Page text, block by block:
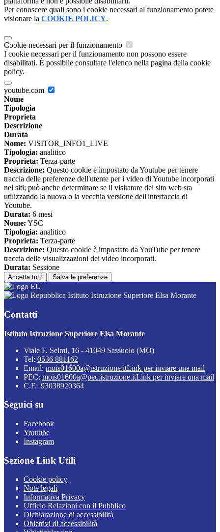
Per conoscere quali sono i cookie necessari al funzionamento potete
visionare la COOKIE POLICY.
Cookie necessari per il funzionamento
I cookie necessari per il funzionamento non possono essere
disabilitati. È possibile consultare l'elenco nella pagina della cookie
policy.
youtube.com
Nome
Tipologia
Proprieta
Descrizione
Durata
Nome: VISITOR_INFO1_LIVE
Tipologia: analitico
Proprieta: Terza-parte
Descrizione: Questo cookie è impostato da Youtube per tenere
traccia delle preferenze dell'utente per i video di Youtube incorporati
nei siti; può anche determinare se il visitatore del sito web sta
utilizzando la nuova o la vecchia versione dell'interfaccia di
Youtube.
Durata: 6 mesi
Nome: YSC
Tipologia: analitico
Proprieta: Terza-parte
Descrizione: Questo cookie è impostato da YouTube per tenere
traccia delle visualizzazioni dei video incorporati.
Durata: Sessione
Accetta tutti Salva le preferenze
Istituto Istruzione Superiore Elsa Morante
Contatti
Istituto Istruzione Superiore Elsa Morante
Viale F. Selmi, 16 - 41049 Sassuolo (MO)
Tel: 0536 881162
Email: mois01600a@istruzione.itLink per inviare una mail
PEC: mois01600a@pec.istruzione.itLink per inviare una mail
C.F.: 93038920364
Seguici su
Facebook
Youtube
Instagram
Sezione Link Utili
Cookie policy
Note legali
Informativa Privacy
Ufficio Relazioni con il Pubblico
Dichiarazione di accessibilità
Obiettivi di accessibilità